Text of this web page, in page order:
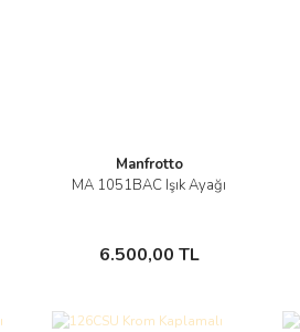
Manfrotto
MA 1051BAC Işık Ayağı
6.500,00 TL
Görüntüle
Sepete Ekle